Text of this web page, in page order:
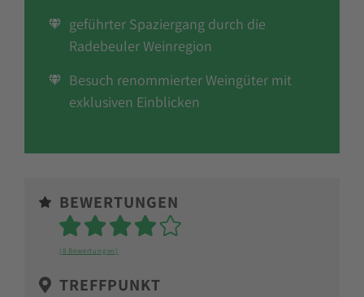
geführter Spaziergang durch die
Radebeuler Weinregion
Besuch renommierter Weingüter mit
exklusiven Einblicken
BEWERTUNGEN
Sterne
(8 Bewertungen)
TREFFPUNKT